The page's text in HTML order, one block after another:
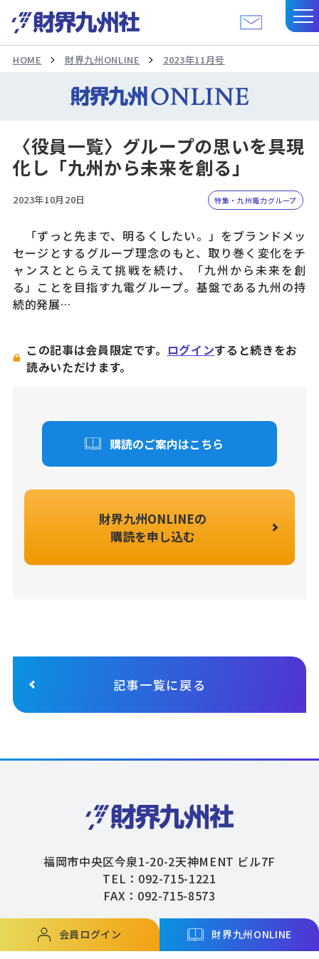
HOME 財界九州ONLINE 2023年11月号
〈役員一覧〉グループの思いを具現
化し「九州から未来を創る」
2023年10月20日 特集・九州電力グループ
「ずっと先まで、明るくしたい。」をブランドメッ
セージとするグループ理念のもと、取り巻く変化をチ
ャンスととらえて挑戦を続け、「九州から未来を創
る」ことを目指す九電グループ。基盤である九州の持
続的発展…
この記事は会員限定です。 ログインすると続きをお
読みいただけます。
購読のご案内はこちら
財界九州ONLINEの
購読を申し込む
記事一覧に戻る
会員ログイン 財界九州ONLINE
福岡市中央区今泉1-20-2天神MENT ビル7F
TEL：092-715-1221
FAX：092-715-8573
Copyright © ZAIKAIKYUSHU Co,.Ltd. All Rights Reserved.